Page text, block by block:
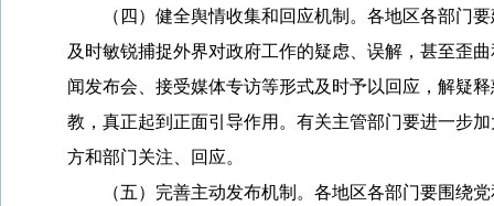
（四）健全舆情收集和回应机制。各地区各部门要
及时敏锐捕捉外界对政府工作的疑虑、误解，甚至歪
闻发布会、接受媒体专访等形式及时予以回应，解疑
教，真正起到正面引导作用。有关主管部门要进一步
方和部门关注、回应。
（五）完善主动发布机制。各地区各部门要围绕党